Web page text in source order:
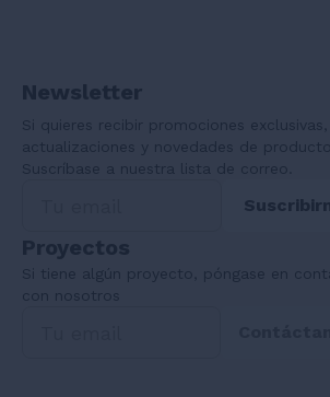
Newsletter
Si quieres recibir promociones exclusivas,
actualizaciones y novedades de
Suscríbase a nuestra lista de correo.
Proyectos
Si tiene algún proyecto, póngase en
con nosotros